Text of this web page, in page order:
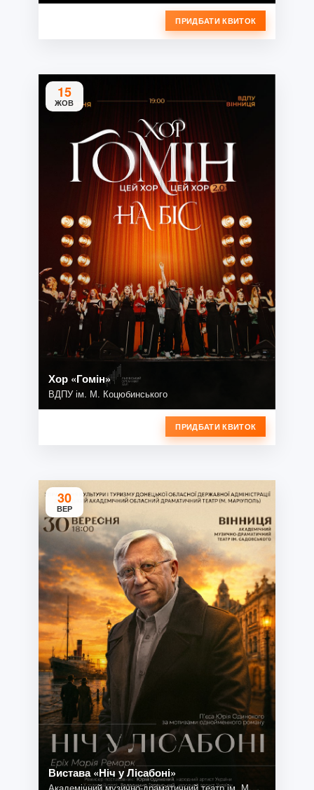
ПРИДБАТИ КВИТОК
15
ЖОВ
Хор «Гомін»
ВДПУ ім. М. Коцюбинського
ПРИДБАТИ КВИТОК
30
ВЕР
Вистава «Ніч у Лісабоні»